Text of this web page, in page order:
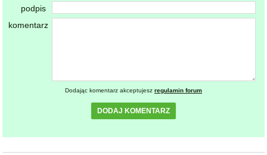
podpis
komentarz
Dodając komentarz akceptujesz regulamin forum
DODAJ KOMENTARZ